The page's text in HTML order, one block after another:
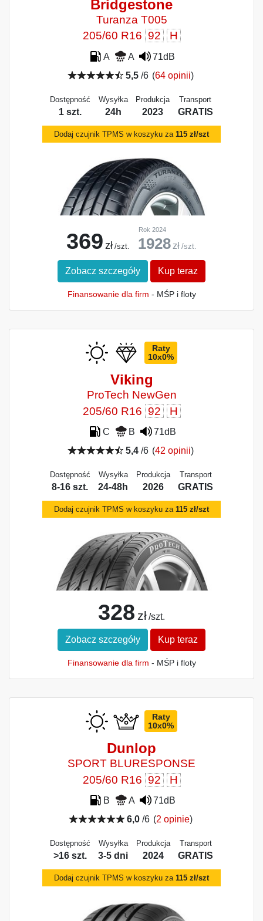
Bridgestone
Turanza T005
205/60 R16 92 H
A A
71dB
5,5/6 (64 opinii)
Dostępność
1 szt.
Wysyłka
24h
Produkcja
2023
Transport
GRATIS
Dodaj czujnik TPMS w koszyku za 115 zł/szt
369 zł /szt.
Rok 2024
1928 zł /szt.
Zobacz szczegóły Kup teraz
Finansowanie dla firm - MŚP i floty
Raty
10x0%
Viking
ProTech NewGen
205/60 R16 92 H
C B
71dB
5,4/6 (42 opinii)
Dostępność
8-16 szt.
Wysyłka
24-48h
Produkcja
2026
Transport
GRATIS
Dodaj czujnik TPMS w koszyku za 115 zł/szt
328 zł /szt.
Zobacz szczegóły Kup teraz
Finansowanie dla firm - MŚP i floty
Raty
10x0%
Dunlop
SPORT BLURESPONSE
205/60 R16 92 H
B A
71dB
6,0/6 (2 opinie)
Dostępność
>16 szt.
Wysyłka
3-5 dni
Produkcja
2024
Transport
GRATIS
Dodaj czujnik TPMS w koszyku za 115 zł/szt